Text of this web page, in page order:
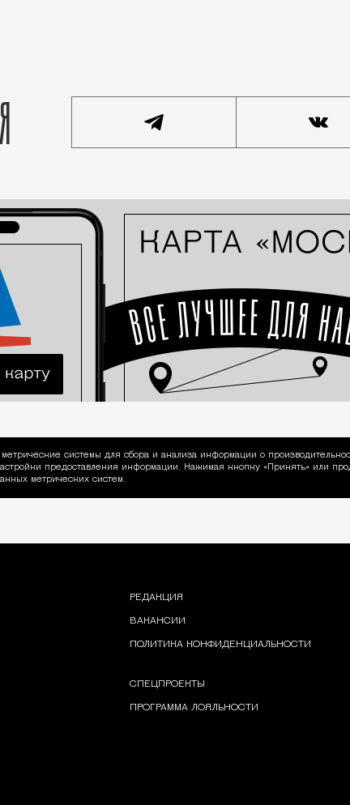
об использовании Cookie
системы для сбора и анализа информации о
предоставления информации. Нажимая кнопку «Принять» или
метрических систем.
РЕДАКЦИЯ
ВАКАНСИИ
ПОЛИТИКА КОНФИДЕНЦИАЛЬНОСТИ
СПЕЦПРОЕКТЫ
ПРОГРАММА ЛОЯЛЬНОСТИ